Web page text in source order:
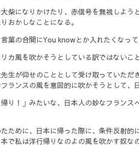
柴になりかけたり、赤信号を無視しよ
おかしなことになる。
葉の合間にYou knowとか入れたくなって
カ風を吹かそうとしている訳ではないこ
生が仰せのこととして受け取っていた
ランスの風を意図的に吹かそうとして
り！」みたいな、日本人の妙なフラン
ために、日本に帰った際に、条件反射
で私は洋行帰りなのよの風を吹かす奴